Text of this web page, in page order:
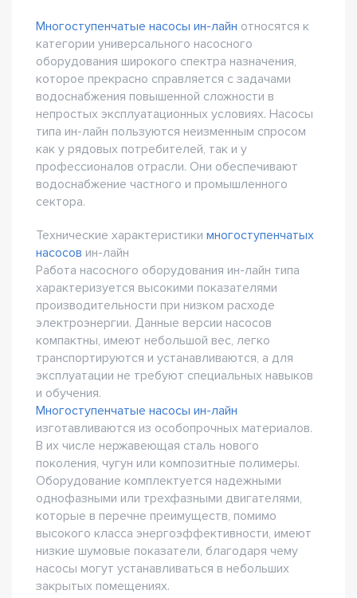
Многоступенчатые насосы ин-лайн относятся к
категории универсального насосного
оборудования широкого спектра назначения,
которое прекрасно справляется с задачами
водоснабжения повышенной сложности в
непростых эксплуатационных условиях. Насосы
типа ин-лайн пользуются неизменным спросом
как у рядовых потребителей, так и у
профессионалов отрасли. Они обеспечивают
водоснабжение частного и промышленного
сектора.
Технические характеристики многоступенчатых
насосов ин-лайн
Работа насосного оборудования ин-лайн типа
характеризуется высокими показателями
производительности при низком расходе
электроэнергии. Данные версии насосов
компактны, имеют небольшой вес, легко
транспортируются и устанавливаются, а для
эксплуатации не требуют специальных навыков
и обучения.
Многоступенчатые насосы ин-лайн
изготавливаются из особопрочных материалов.
В их числе нержавеющая сталь нового
поколения, чугун или композитные полимеры.
Оборудование комплектуется надежными
однофазными или трехфазными двигателями,
которые в перечне преимуществ, помимо
высокого класса энергоэффективности, имеют
низкие шумовые показатели, благодаря чему
насосы могут устанавливаться в небольших
закрытых помещениях.